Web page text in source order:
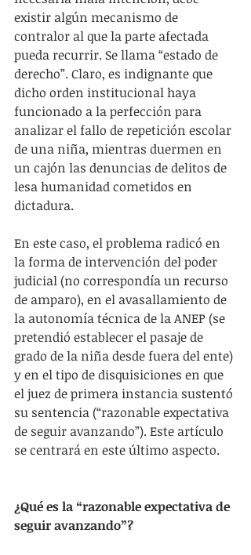
existir algún mecanismo de
contralor al que la parte afectada
pueda recurrir. Se llama “estado de
derecho”. Claro, es indignante que
dicho orden institucional haya
funcionado a la perfección para
analizar el fallo de repetición escolar
de una niña, mientras duermen en
un cajón las denuncias de delitos de
lesa humanidad cometidos en
dictadura.
En este caso, el problema radicó en
la forma de intervención del poder
judicial (no correspondía un recurso
de amparo), en el avasallamiento de
la autonomía técnica de la ANEP (se
pretendió establecer el pasaje de
grado de la niña desde fuera del ente)
y en el tipo de disquisiciones en que
el juez de primera instancia sustentó
su sentencia (“razonable expectativa
de seguir avanzando”). Este artículo
se centrará en este último aspecto.
¿Qué es la “razonable expectativa de
seguir avanzando”?